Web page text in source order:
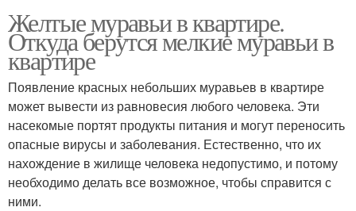
Желтые муравьи в квартире.
Откуда берутся мелкие муравьи в
квартире
Появление красных небольших муравьев в квартире
может вывести из равновесия любого человека. Эти
насекомые портят продукты питания и могут переносить
опасные вирусы и заболевания. Естественно, что их
нахождение в жилище человека недопустимо, и потому
необходимо делать все возможное, чтобы справится с
ними.